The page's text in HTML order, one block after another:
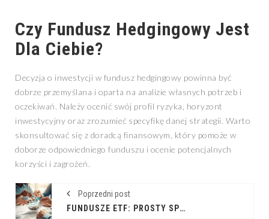
Czy Fundusz Hedgingowy Jest
Dla Ciebie?
Decyzja o inwestycji w fundusz hedgingowy powinna być
dobrze przemyślana i oparta na analizie własnych potrzeb i
oczekiwań. Należy ocenić swój profil ryzyka, horyzont
inwestycyjny oraz zrozumieć specyfikę danej strategii. Warto
skonsultować się z doradcą finansowym, który pomoże w
doborze odpowiedniego funduszu i ocenie potencjalnych
korzyści i zagrożeń.
Poprzedni post
FUNDUSZE ETF: PROSTY SPOSÓB NA INWESTOWANIE?